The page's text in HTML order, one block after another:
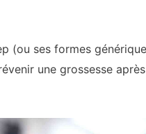
(ou ses formes
une grossesse